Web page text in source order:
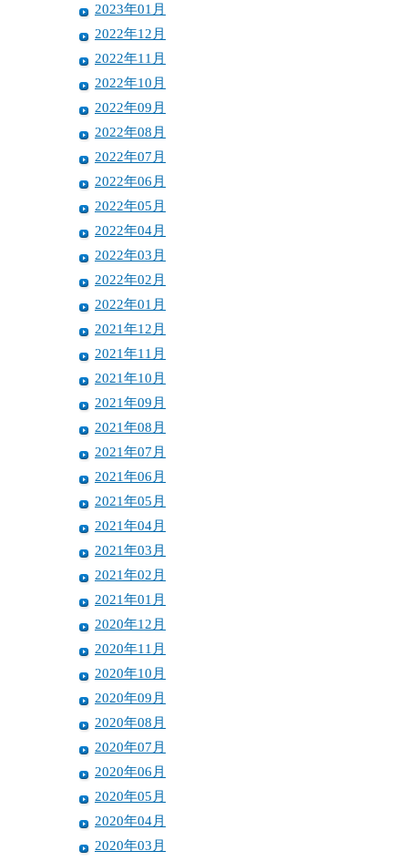
2023年01月
2022年12月
2022年11月
2022年10月
2022年09月
2022年08月
2022年07月
2022年06月
2022年05月
2022年04月
2022年03月
2022年02月
2022年01月
2021年12月
2021年11月
2021年10月
2021年09月
2021年08月
2021年07月
2021年06月
2021年05月
2021年04月
2021年03月
2021年02月
2021年01月
2020年12月
2020年11月
2020年10月
2020年09月
2020年08月
2020年07月
2020年06月
2020年05月
2020年04月
2020年03月